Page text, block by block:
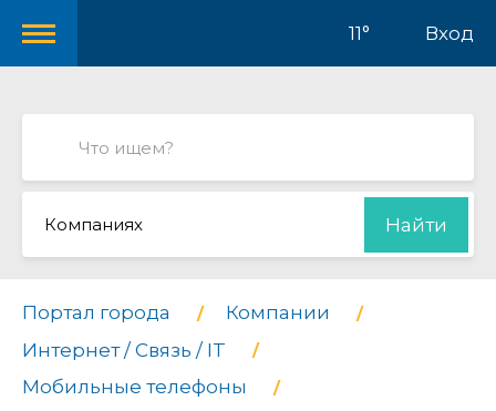
11° Вход
Компаниях Найти
Портал города
Компании
Интернет / Связь / IT
Мобильные телефоны